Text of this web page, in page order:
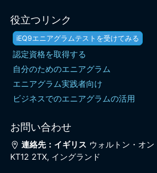
役立つリンク
iEQ9エニアグラムテストを受けてみる
認定資格を取得する
自分のためのエニアグラム
エニアグラム実践者向け
ビジネスでのエニアグラムの活用
お問い合わせ
連絡先：イギリス ウォルトン・オ
KT12 2TX, イングランド